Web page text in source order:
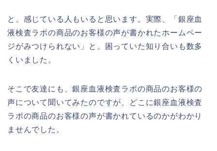
と、感じている人もいると思います。実際、「銀座血
液検査ラボの商品のお客様の声が書かれたホームペー
ジがみつけられない」と、困っていた知り合いも数多
くいました。
そこで友達にも、銀座血液検査ラボの商品のお客様の
声について聞いてみたのですが、どこに銀座血液検査
ラボの商品のお客様の声が書かれているのかがわかり
ませんでした。